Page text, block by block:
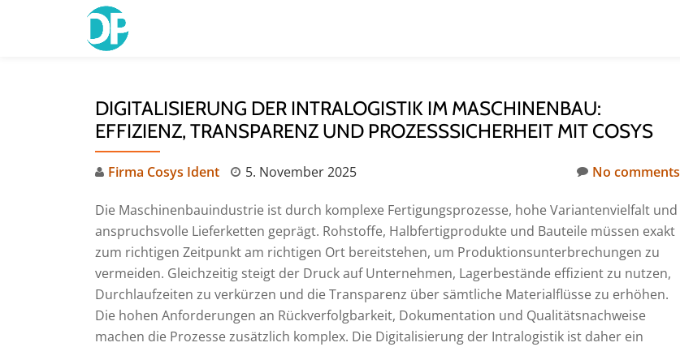
DIGITALISIERUNG DER INTRALOGISTIK IM MASCHINENBAU:
EFFIZIENZ, TRANSPARENZ UND PROZESSSICHERHEIT MIT COSYS
Firma Cosys Ident 5. November 2025 No comments
Die Maschinenbauindustrie ist durch komplexe Fertigungsprozesse, hohe Variantenvielfalt und
anspruchsvolle Lieferketten geprägt. Rohstoffe, Halbfertigprodukte und Bauteile müssen exakt
zum richtigen Zeitpunkt am richtigen Ort bereitstehen, um Produktionsunterbrechungen zu
vermeiden. Gleichzeitig steigt der Druck auf Unternehmen, Lagerbestände effizient zu nutzen,
Durchlaufzeiten zu verkürzen und die Transparenz über sämtliche Materialflüsse zu erhöhen.
Die hohen Anforderungen an Rückverfolgbarkeit, Dokumentation und Qualitätsnachweise
machen die Prozesse zusätzlich komplex. Die Digitalisierung der Intralogistik ist daher ein